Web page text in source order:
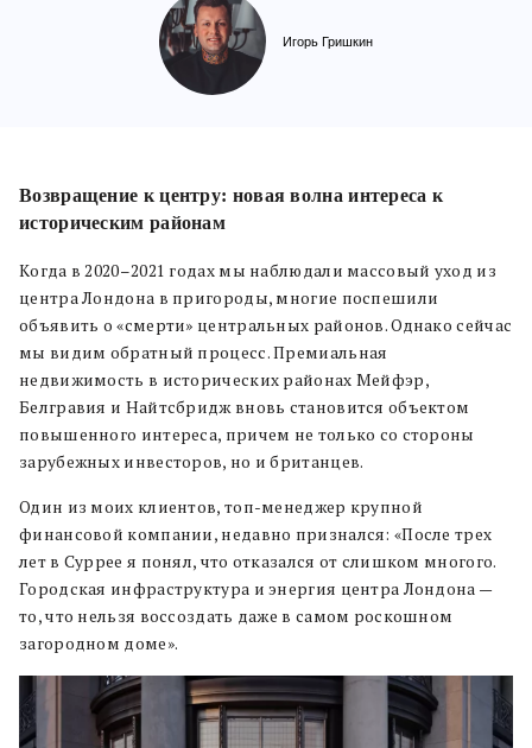
Игорь Гришкин
Возвращение к центру: новая волна интереса к
историческим районам
Когда в 2020–2021 годах мы наблюдали массовый уход из
центра Лондона в пригороды, многие поспешили
объявить о «смерти» центральных районов. Однако сейчас
мы видим обратный процесс. Премиальная
недвижимость в исторических районах Мейфэр,
Белгравия и Найтсбридж вновь становится объектом
повышенного интереса, причем не только со стороны
зарубежных инвесторов, но и британцев.
Один из моих клиентов, топ-менеджер крупной
финансовой компании, недавно признался: «После трех
лет в Суррее я понял, что отказался от слишком многого.
Городская инфраструктура и энергия центра Лондона —
то, что нельзя воссоздать даже в самом роскошном
загородном доме».